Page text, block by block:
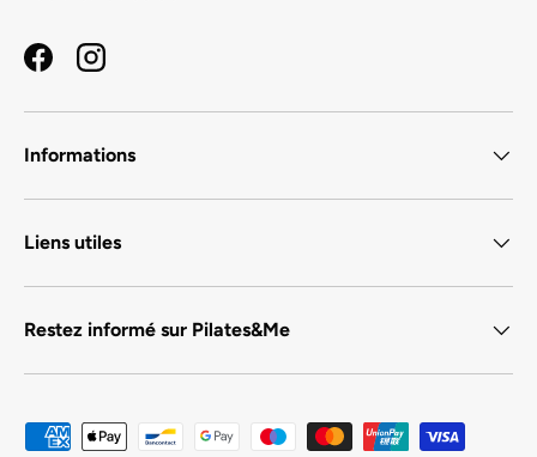
FacebookInstagram
Informations
Liens utiles
Restez informé sur Pilates&Me
Moyens de paiement acceptés